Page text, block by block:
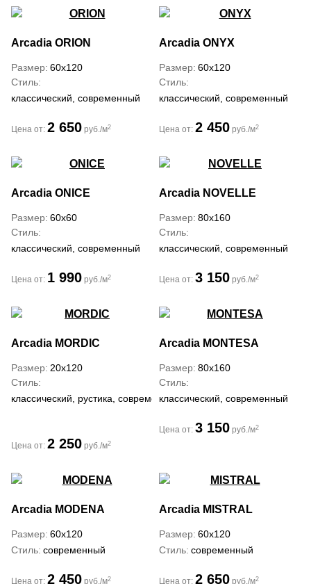
Arcadia ORION
Размер 60x120
Стиль
классический, современный
Цена от: 2 650 руб./м2
Arcadia ONYX
Размер 60x120
Стиль
классический, современный
Цена от: 2 450 руб./м2
Arcadia ONICE
Размер 60x60
Стиль
классический, современный
Цена от: 1 990 руб./м2
Arcadia NOVELLE
Размер 80x160
Стиль
классический, современный
Цена от: 3 150 руб./м2
Arcadia MORDIC
Размер 20x120
Стиль
классический, рустика, современный
Цена от: 2 250 руб./м2
Arcadia MONTESA
Размер 80x160
Стиль
классический, современный
Цена от: 3 150 руб./м2
Arcadia MODENA
Размер 60x120
Стиль современный
Цена от: 2 450 руб./м2
Arcadia MISTRAL
Размер 60x120
Стиль современный
Цена от: 2 650 руб./м2